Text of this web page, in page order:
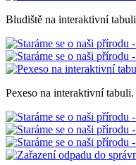
Bludiště na interaktivní
Pexeso na interaktivní tabuli.